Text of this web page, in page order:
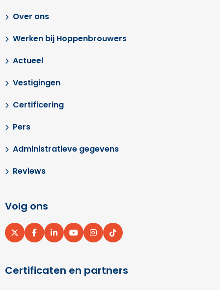
Over ons
Werken bij Hoppenbrouwers
Actueel
Vestigingen
Certificering
Pers
Administratieve gegevens
Reviews
Volg ons
Ga
Ga
Ga
Ga
Ga
Ga
Certificaten en partners